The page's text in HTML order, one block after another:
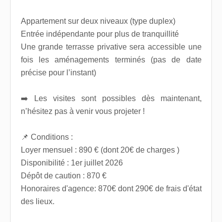
Appartement sur deux niveaux (type duplex)
Entrée indépendante pour plus de tranquillité
Une grande terrasse privative sera accessible une
fois les aménagements terminés (pas de date
précise pour l’instant)
➡️ Les visites sont possibles dès maintenant,
n’hésitez pas à venir vous projeter !
📌 Conditions :
Loyer mensuel : 890 € (dont 20€ de charges )
Disponibilité : 1er juillet 2026
Dépôt de caution : 870 €
Honoraires d'agence: 870€ dont 290€ de frais d'état
des lieux.